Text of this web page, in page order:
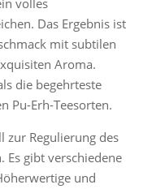
volles
Das Ergebnis ist
mit subtilen
Aroma.
die begehrteste
Pu-Erh-Teesorten.
zur Regulierung des
Es gibt verschiedene
und